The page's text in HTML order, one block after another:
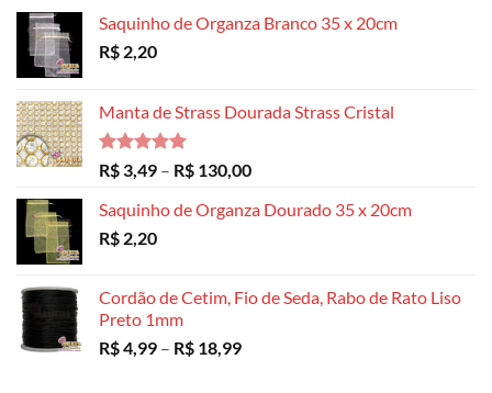
Saquinho de Organza Branco 35 x 20cm
R$ 2,20
Manta de Strass Dourada Strass Cristal
Avaliação
5.00
de 5
R$ 3,49 – R$ 130,00Faixa
preço:
Saquinho de Organza Dourado 35 x 20cm
R$ 2,20
Cordão de Cetim, Fio de Seda, Rabo de Rato Liso
Preto 1mm
R$4,99 – R$ 18,99Faixa